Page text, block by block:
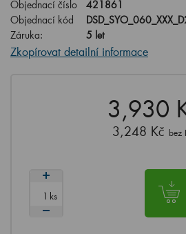
Objednací číslo
421861
Objednací kód
Záruka:
5 let
Zkopírovat detailní informace
3,930
3,248 Kč bez
ks